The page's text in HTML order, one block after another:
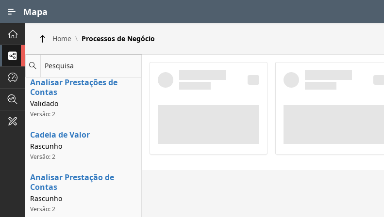
Mapa
Processos de Negócios
Dados INPI
Home Processos de Negócio
Pesquisa
Analisar Prestações de
Contas
Validado
Versão: 2
Cadeia de Valor
Rascunho
Versão: 2
Analisar Prestação de
Contas
Rascunho
Versão: 2